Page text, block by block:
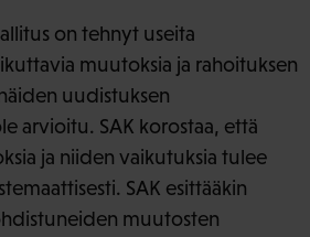
on tehnyt useita
muutoksia ja rahoituksen
uudistuksen
arvioitu. SAK korostaa, että
ja niiden vaikutuksia tulee
SAK esittääkin
muutosten